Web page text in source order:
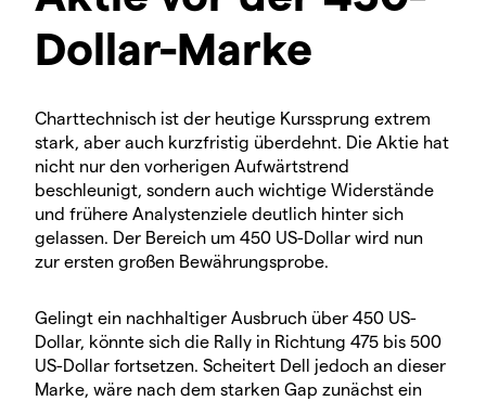
Dollar-Marke
Charttechnisch ist der heutige Kurssprung extrem
stark, aber auch kurzfristig überdehnt. Die Aktie hat
nicht nur den vorherigen Aufwärtstrend
beschleunigt, sondern auch wichtige Widerstände
und frühere Analystenziele deutlich hinter sich
gelassen. Der Bereich um 450 US-Dollar wird nun
zur ersten großen Bewährungsprobe.
Gelingt ein nachhaltiger Ausbruch über 450 US-
Dollar, könnte sich die Rally in Richtung 475 bis 500
US-Dollar fortsetzen. Scheitert Dell jedoch an dieser
Marke, wäre nach dem starken Gap zunächst ein